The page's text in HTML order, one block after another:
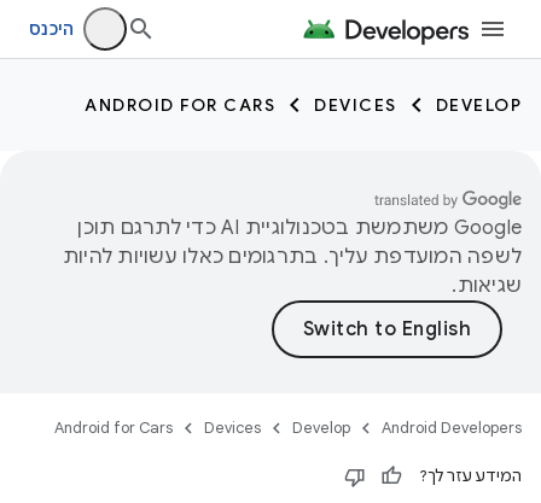
היכנס
DEVELOP
DEVICES
ANDROID FOR CARS
‫Google משתמשת בטכנולוגיית AI כדי לתרגם תוכן
לשפה המועדפת עליך. בתרגומים כאלו עשויות להיות
שגיאות.
Android Developers
Develop
Devices
Android for Cars
המידע עזר לך?